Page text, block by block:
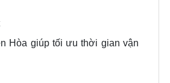
Hòa giúp tối ưu thời gian vận